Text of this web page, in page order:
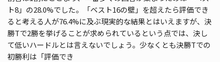
ト8」の28.0%でした。「ベスト16の壁」を超えたら評価でき
ると考える人が76.4%に及ぶ現実的な結果とはいえますが、決
勝Tで2勝を挙げることが求められているという点では、決し
て低いハードルとは言えないでしょう。少なくとも決勝Tでの
初勝利は「評価でき